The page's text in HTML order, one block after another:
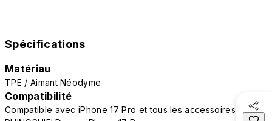
Spécifications
Matériau
TPE / Aimant Néodyme
Compatibilité
Compatible avec iPhone 17 Pro et tous les accessoires